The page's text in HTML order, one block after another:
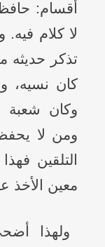
أقسام:
لا كلام
تذكر حديثه
كان نسيه،
وكان شعبة
ومن لا
التلقين
معين الأخذ
ولهذا